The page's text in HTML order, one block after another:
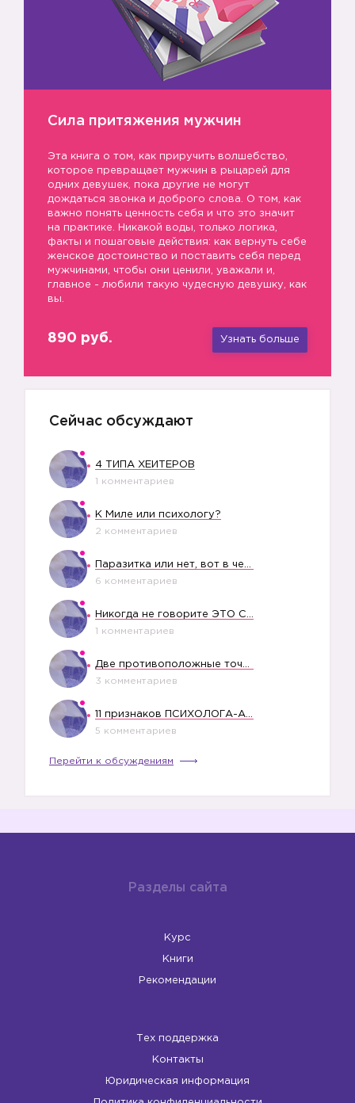
Сила притяжения мужчин
Эта книга о том, как приручить волшебство,
которое превращает мужчин в рыцарей для
одних девушек, пока другие не могут
дождаться звонка и доброго слова. О том, как
важно понять ценность себя и что это значит
на практике. Никакой воды, только логика,
факты и пошаговые действия: как вернуть себе
женское достоинство и поставить себя перед
мужчинами, чтобы они ценили, уважали и,
главное - любили такую чудесную девушку, как
вы.
890 руб. Узнать больше
Сейчас обсуждают
4 ТИПА ХЕЙТЕРОВ
1 комментариев
К Миле или психологу?
2 комментариев
6 комментариев
1 комментариев
3 комментариев
5 комментариев
Перейти к обсуждениям
Разделы сайта
Курс
Книги
Рекомендации
Тех поддержка
Контакты
Юридическая информация